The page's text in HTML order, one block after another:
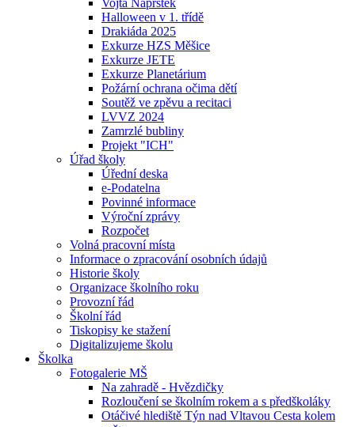
Vojta Náprstek
Halloween v 1. třídě
Drakiáda 2025
Exkurze HZS Měšice
Exkurze JETE
Exkurze Planetárium
Požární ochrana očima dětí
Soutěž ve zpěvu a recitaci
LVVZ 2024
Zamrzlé bubliny
Projekt "ICH"
Úřad školy
Úřední deska
e-Podatelna
Povinné informace
Výroční zprávy
Rozpočet
Volná pracovní místa
Informace o zpracování osobních údajů
Historie školy
Organizace školního roku
Provozní řád
Školní řád
Tiskopisy ke stažení
Digitalizujeme školu
Školka
Fotogalerie MŠ
Na zahradě - Hvězdičky
Rozloučení se školním rokem a s předškoláky
Otáčivé hlediště Týn nad Vltavou Cesta kolem